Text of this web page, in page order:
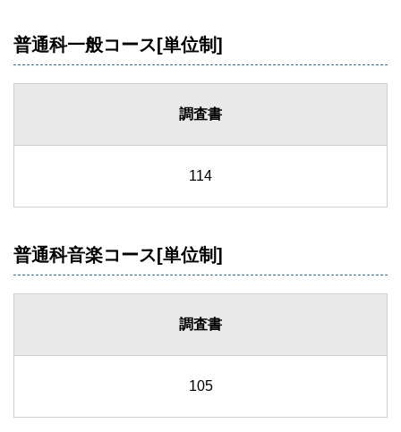
普通科一般コース[単位制]
調査書
114
普通科音楽コース[単位制]
調査書
105